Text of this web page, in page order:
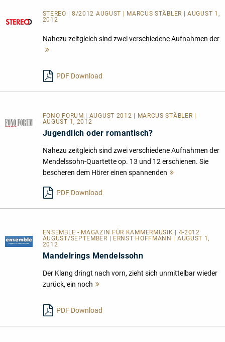
STEREO | 8/2012 AUGUST | MARCUS STÄBLER | AUGUST 1,
2012
Nahezu zeitgleich sind zwei verschiedene Aufnahmen der
PDF Download
FONO FORUM | AUGUST 2012 | MARCUS STÄBLER |
AUGUST 1, 2012
Jugendlich oder romantisch?
Nahezu zeitgleich sind zwei verschiedene Aufnahmen der
Mendelssohn-Quartette op. 13 und 12 erschienen. Sie
bescheren dem Hörer einen spannenden
PDF Download
ENSEMBLE - MAGAZIN FÜR KAMMERMUSIK | 4-2012
AUGUST/SEPTEMBER | ERNST HOFFMANN | AUGUST 1,
2012
Mandelrings Mendelssohn
Der Klang dringt nach vorn, zieht sich unmittelbar wieder
zurück, ein noch
PDF Download